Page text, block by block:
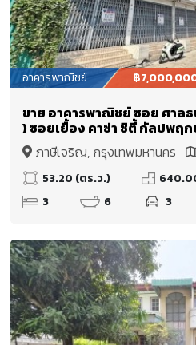
อาคารพาณิชย์ ฿
ขาย อาคารพาณิชย์ ซอย ศาล
) ซอยเยื้อง คาซ่า ซิตี้ กัลปพฤก
ภาษีเจริญ, กรุงเทพมหานคร
53.20 (ตร.ว.)
3
6 3